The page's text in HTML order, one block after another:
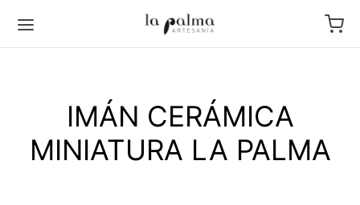
IMÁN CERÁMICA
MINIATURA LA PALMA